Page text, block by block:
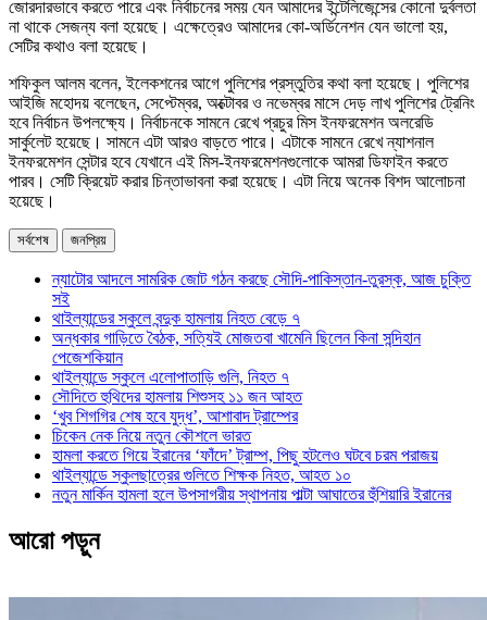
জোরদারভাবে করতে পারে এবং নির্বাচনের সময় যেন আমাদের ইন্টেলিজেন্সের কোনো দুর্বলতা
না থাকে সেজন্য বলা হয়েছে। এক্ষেত্রেও আমাদের কো-অর্ডিনেশন যেন ভালো হয়,
সেটির কথাও বলা হয়েছে।
শফিকুল আলম বলেন, ইলেকশনের আগে পুলিশের প্রস্তুতির কথা বলা হয়েছে। পুলিশের
আইজি মহোদয় বলেছেন, সেপ্টেম্বর, অক্টোবর ও নভেম্বর মাসে দেড় লাখ পুলিশের ট্রেনিং
হবে নির্বাচন উপলক্ষ্যে। নির্বাচনকে সামনে রেখে প্রচুর মিস ইনফরমেশন অলরেডি
সার্কুলেট হয়েছে। সামনে এটা আরও বাড়তে পারে। এটাকে সামনে রেখে ন্যাশনাল
ইনফরমেশন সেন্টার হবে যেখানে এই মিস-ইনফরমেশনগুলোকে আমরা ডিফাইন করতে
পারব। সেটি ক্রিয়েট করার চিন্তাভাবনা করা হয়েছে। এটা নিয়ে অনেক বিশদ আলোচনা
হয়েছে।
সর্বশেষ জনপ্রিয়
ন্যাটোর আদলে সামরিক জোট গঠন করছে সৌদি-পাকিস্তান-তুরস্ক, আজ চুক্তি
সই
থাইল্যান্ডের স্কুলে বন্দুক হামলায় নিহত বেড়ে ৭
অন্ধকার গাড়িতে বৈঠক, সত্যিই মোজতবা খামেনি ছিলেন কিনা সন্দিহান
পেজেশকিয়ান
থাইল্যান্ডে স্কুলে এলোপাতাড়ি গুলি, নিহত ৭
সৌদিতে হুথিদের হামলায় শিশুসহ ১১ জন আহত
‘খুব শিগগির শেষ হবে যুদ্ধ’, আশাবাদ ট্রাম্পের
চিকেন নেক নিয়ে নতুন কৌশলে ভারত
হামলা করতে গিয়ে ইরানের ‘ফাঁদে’ ট্রাম্প, পিছু হটলেও ঘটবে চরম পরাজয়
থাইল্যান্ডে স্কুলছাত্রের গুলিতে শিক্ষক নিহত, আহত ১০
নতুন মার্কিন হামলা হলে উপসাগরীয় স্থাপনায় পাল্টা আঘাতের হুঁশিয়ারি ইরানের
আরো পড়ুন